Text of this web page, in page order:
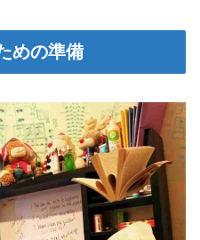
めの準備